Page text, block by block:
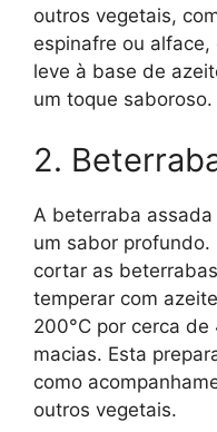
outros vegetais,
espinafre ou
leve à base de
um toque saboroso.
2.
A beterraba
um sabor
cortar as
temperar com
200°C por cerca
macias. Esta
como
outros vegetais.